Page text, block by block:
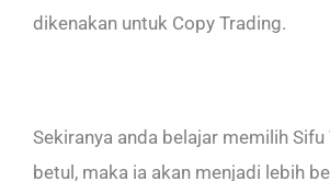
dikenakan untuk Copy Trading.
Sekiranya anda belajar memilih
betul, maka ia akan menjadi lebih